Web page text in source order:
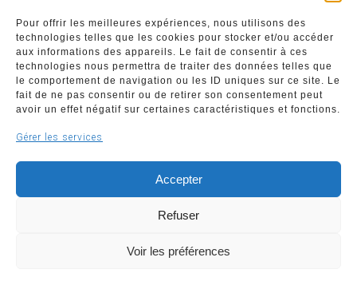
Pour offrir les meilleures expériences, nous utilisons des
technologies telles que les cookies pour stocker et/ou accéder
aux informations des appareils. Le fait de consentir à ces
technologies nous permettra de traiter des données telles que
le comportement de navigation ou les ID uniques sur ce site. Le
fait de ne pas consentir ou de retirer son consentement peut
avoir un effet négatif sur certaines caractéristiques et fonctions.
Gérer les services
Accepter
Refuser
Voir les préférences
Commerçants
Annuaire des commerçants : insérez gratuitement
votre activité dans notre annuaire sur notre site ci-
dessous
Copyright © 2026 Société Royale Le Commerce Liégeois